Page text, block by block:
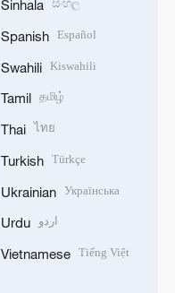
Sinhala
Spanish Español
Swahili Kiswahili
Tamil தமிழ்
Thai ไทย
Turkish Türkçe
Ukrainian Українська
Urdu اردو
Vietnamese Tiếng Việt